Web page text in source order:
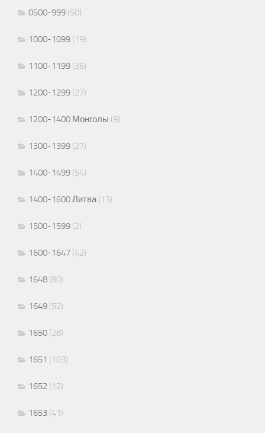
0500-999 (50)
1000-1099 (19)
1100-1199 (36)
1200-1299 (27)
1200-1400 Монголы (9)
1300-1399 (27)
1400-1499 (54)
1400-1600 Литва(13)
1500-1599 (2)
1600-1647 (42)
1648 (80)
1649 (52)
1650 (28)
1651 (103)
1652 (12)
1653 (41)